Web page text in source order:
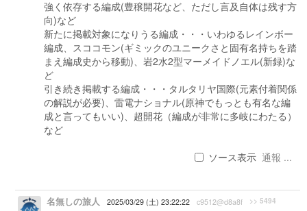
強く依存する編成(豊穣開花など、ただし言及自体は残す方
向)など
新たに掲載対象になりうる編成・・・いわゆるレインボー
編成、スココモン(ギミックのユニークさと固有名持ちを踏
まえ編成史から移動)、岩2水2型マーメイドノエル(新録)な
ど
引き続き掲載する編成・・・タルタリヤ国際(元素付着関係
の解説が必要)、雷電ナショナル(原神でもっとも有名な編
成と言ってもいい)、超開花（編成が非常に多岐にわたる）
など
ソース表示 通報 ...
名無しの旅人 2025/03/29 (土) 23:22:22 c9512@d8a8f >> 5494